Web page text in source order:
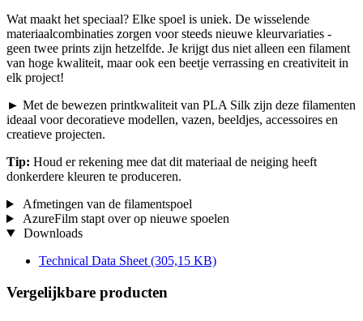
Wat maakt het speciaal? Elke spoel is uniek. De wisselende
materiaalcombinaties zorgen voor steeds nieuwe kleurvariaties -
geen twee prints zijn hetzelfde. Je krijgt dus niet alleen een filament
van hoge kwaliteit, maar ook een beetje verrassing en creativiteit in
elk project!
► Met de bewezen printkwaliteit van PLA Silk zijn deze filamenten
ideaal voor decoratieve modellen, vazen, beeldjes, accessoires en
creatieve projecten.
Tip: Houd er rekening mee dat dit materiaal de neiging heeft
donkerdere kleuren te produceren.
Afmetingen van de filamentspoel
AzureFilm stapt over op nieuwe spoelen
Downloads
Technical Data Sheet (305,15 KB)
Vergelijkbare producten